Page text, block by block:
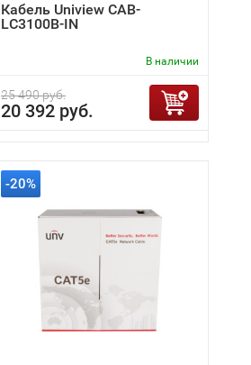
Кабель Uniview CAB-
LC3100B-IN
В наличии
25 490 руб.
20 392 руб.
-20%